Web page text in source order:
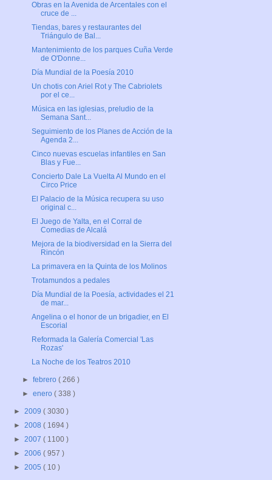
Obras en la Avenida de Arcentales con el
cruce de ...
Tiendas, bares y restaurantes del
Triángulo de Bal...
Mantenimiento de los parques Cuña Verde
de O'Donne...
Día Mundial de la Poesía 2010
Un chotis con Ariel Rot y The Cabriolets
por el ce...
Música en las iglesias, preludio de la
Semana Sant...
Seguimiento de los Planes de Acción de la
Agenda 2...
Cinco nuevas escuelas infantiles en San
Blas y Fue...
Concierto Dale La Vuelta Al Mundo en el
Circo Price
El Palacio de la Música recupera su uso
original c...
El Juego de Yalta, en el Corral de
Comedias de Alcalá
Mejora de la biodiversidad en la Sierra del
Rincón
La primavera en la Quinta de los Molinos
Trotamundos a pedales
Día Mundial de la Poesía, actividades el 21
de mar...
Angelina o el honor de un brigadier, en El
Escorial
Reformada la Galería Comercial 'Las
Rozas'
La Noche de los Teatros 2010
►febrero( 266 )
►enero( 338 )
► 2009 ( 3030 )
► 2008 ( 1694 )
► 2007 ( 1100 )
► 2006 ( 957 )
► 2005 ( 10 )